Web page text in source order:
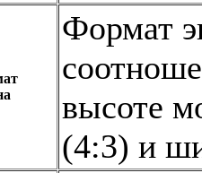
Формат
высоте
(4:3) и